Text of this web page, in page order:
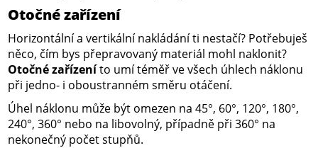
Otočné zařízení
Horizontální a vertikální nakládání ti nestačí? Potřebuješ
něco, čím bys přepravovaný materiál mohl naklonit?
Otočné zařízeníto umí téměř ve všech úhlech náklonu
při jedno- i oboustranném směru otáčení.
Úhel náklonu může být omezen na 45°, 60°, 120°, 180°,
240°, 360° nebo na libovolný, případně při 360° na
nekonečný počet stupňů.